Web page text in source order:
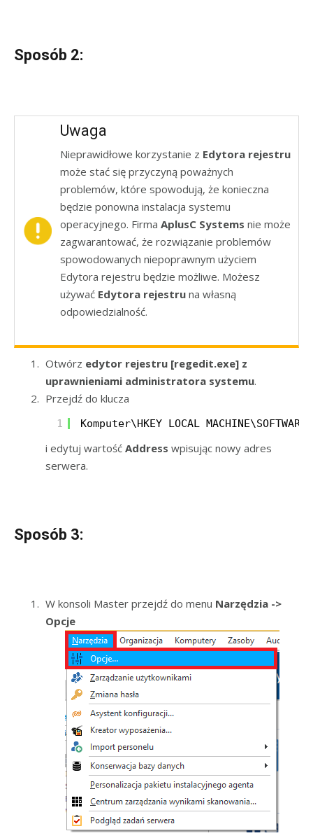
Sposób 2:
Uwaga
Nieprawidłowe korzystanie z Edytora rejestru
może stać się przyczyną poważnych
problemów, które spowodują, że konieczna
będzie ponowna instalacja systemu
operacyjnego. Firma AplusC Systems nie może
zagwarantować, że rozwiązanie problemów
spowodowanych niepoprawnym użyciem
Edytora rejestru będzie możliwe. Możesz
używać Edytora rejestru na własną
odpowiedzialność.
Otwórz edytor rejestru [regedit.exe] z
uprawnieniami administratora systemu.
Przejdź do klucza
1
i edytuj wartość Address wpisując nowy adres
serwera.
Sposób 3:
W konsoli Master przejdź do menu Narzędzia ->
Opcje